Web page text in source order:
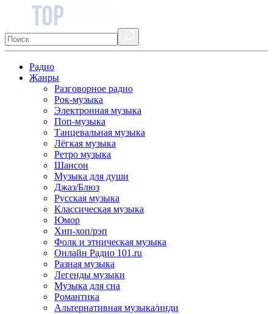
Радио
Жанры
Разговорное радио
Рок-музыка
Электронная музыка
Поп-музыка
Танцевальная музыка
Лёгкая музыка
Ретро музыка
Шансон
Музыка для души
Джаз/Блюз
Русская музыка
Классическая музыка
Юмор
Хип-хоп/рэп
Фолк и этническая музыка
Онлайн Радио 101.ru
Разная музыка
Легенды музыки
Музыка для сна
Романтика
Альтернативная музыка/инди